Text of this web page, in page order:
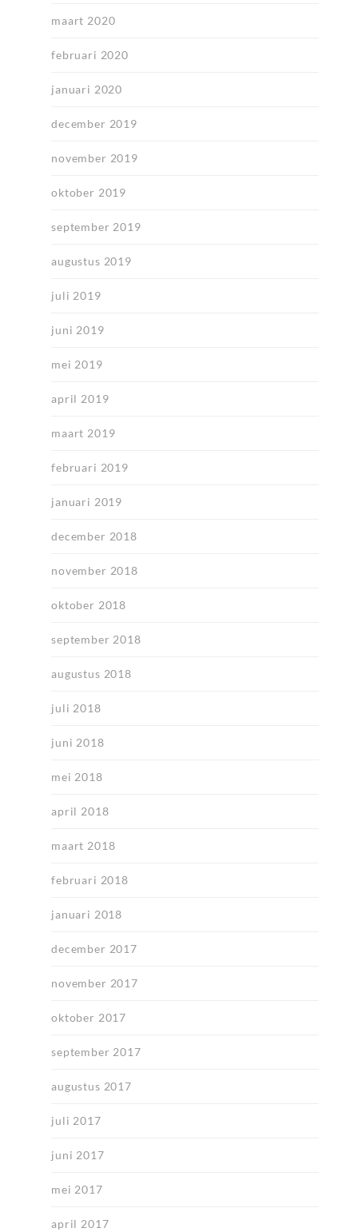
maart 2020
februari 2020
januari 2020
december 2019
november 2019
oktober 2019
september 2019
augustus 2019
juli 2019
juni 2019
mei 2019
april 2019
maart 2019
februari 2019
januari 2019
december 2018
november 2018
oktober 2018
september 2018
augustus 2018
juli 2018
juni 2018
mei 2018
april 2018
maart 2018
februari 2018
januari 2018
december 2017
november 2017
oktober 2017
september 2017
augustus 2017
juli 2017
juni 2017
mei 2017
april 2017